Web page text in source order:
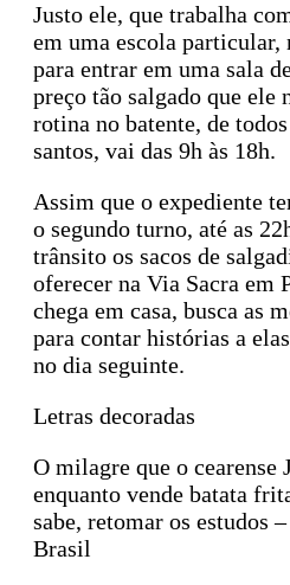
Justo ele, que trabalha
em uma escola particular,
para entrar em uma sala
preço tão salgado que ele
rotina no batente, de
santos, vai das 9h às 18h.
Assim que o expediente
o segundo turno, até as
trânsito os sacos de
oferecer na Via Sacra em
chega em casa, busca as
para contar histórias a
no dia seguinte.
Letras decoradas
O milagre que o cearense
enquanto vende batata
sabe, retomar os estudos
Brasil